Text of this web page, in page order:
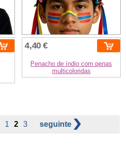
4,40 €
Penacho de índio com penas
multicoloridas
1 2 3 seguinte